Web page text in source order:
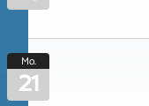
Mo.
21